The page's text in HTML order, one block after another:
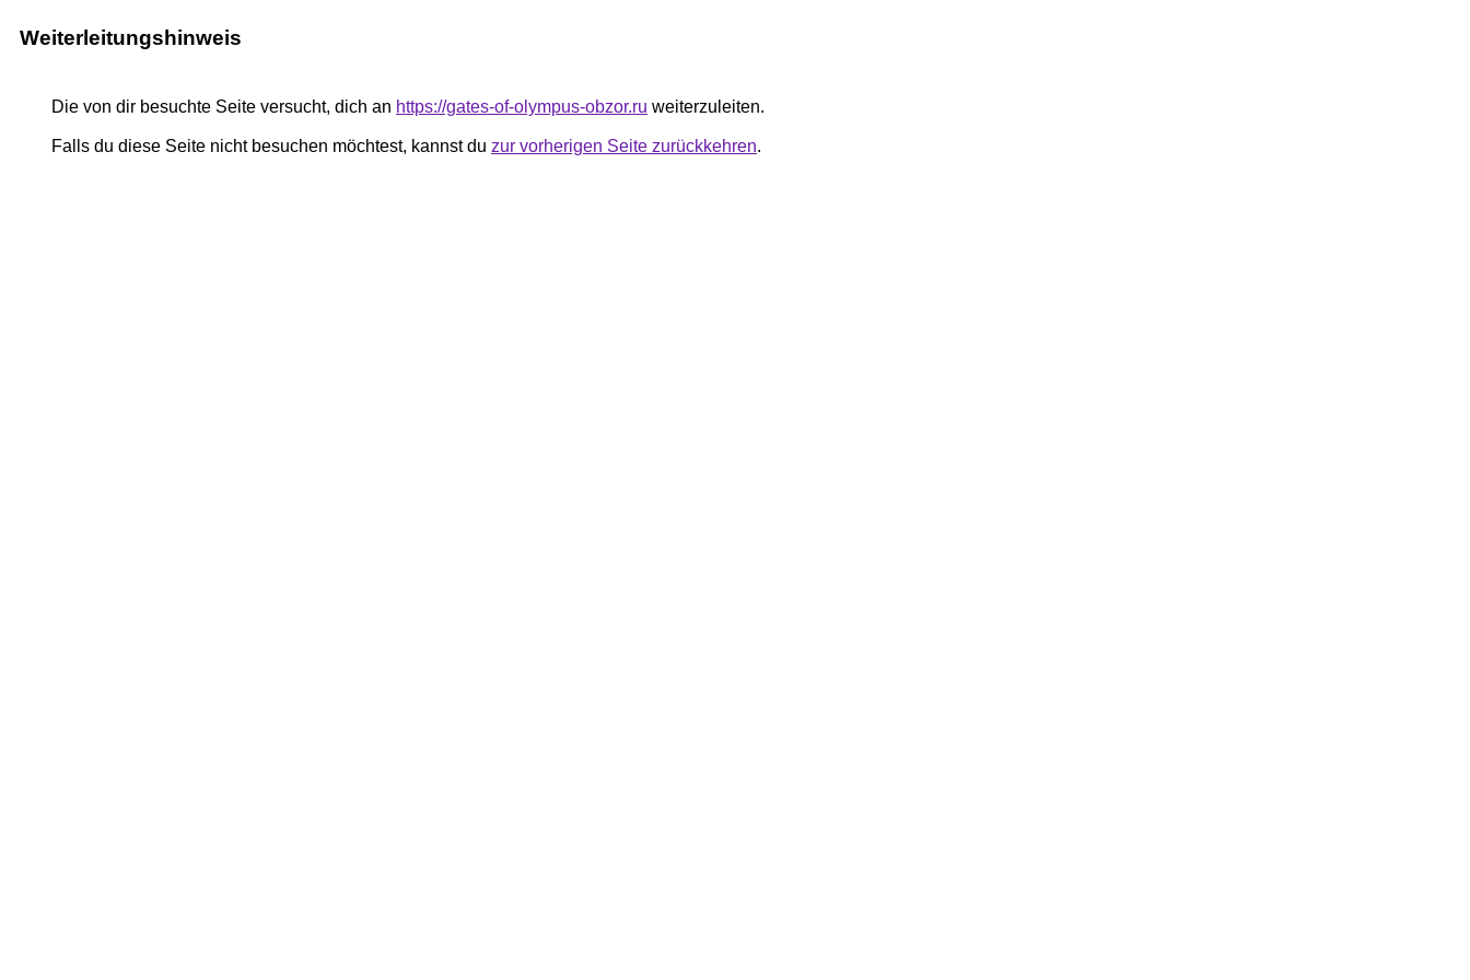
Weiterleitungshinweis
Die von dir besuchte Seite versucht, dich an https://gates-of-olympus-obzor.ru weiterzuleiten.
Falls du diese Seite nicht besuchen möchtest, kannst du zur vorherigen Seite zurückkehren.